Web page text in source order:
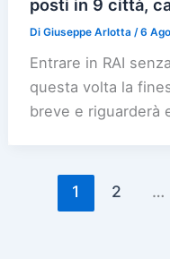
posti in 9 città,
DiGiuseppe Arlotta/6
Entrare in RAI
questa volta la
breve e riguarderà
1 2 …